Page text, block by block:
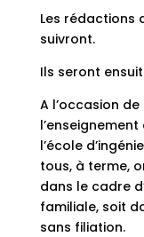
Les rédactions
suivront.
Ils seront
A l’occasion
l’école
tous, à terme,
dans le cadre
familiale, soit
sans filiation.